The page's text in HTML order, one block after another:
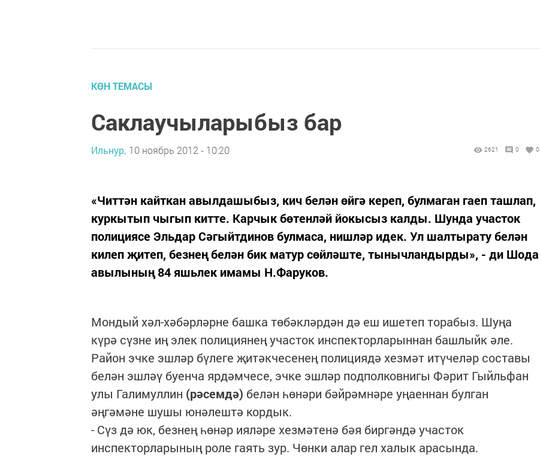
КӨН ТЕМАСЫ
Саклаучыларыбыз бар
Ильнур, 10 ноябрь 2012 - 10:20 2621 0 0
«Читтән кайткан авылдашыбыз, кич белән өйгә кереп, булмаган гаеп ташлап,
куркытып чыгып китте. Карчык бөтенләй йокысыз калды. Шунда участок
полициясе Эльдар Сәгыйтдинов булмаса, нишләр идек. Ул шалтырату белән
килеп җитеп, безнең белән бик матур сөйләште, тынычландырды», - ди Шода
авылының 84 яшьлек имамы Н.Фаруков.
Мондый хәл-хәбәрләрне башка төбәкләрдән дә еш ишетеп торабыз. Шуңа
күрә сүзне иң элек полициянең участок инспекторларыннан башлыйк әле.
Район эчке эшләр бүлеге җитәкчесенең полициядә хезмәт итүчеләр составы
белән эшләү буенча ярдәмчесе, эчке эшләр подполковнигы Фәрит Гыйльфан
улы Галимуллин (рәсемдә) белән һөнәри бәйрәмнәре уңаеннан булган
әңгәмәне шушы юнәлештә кордык.
- Сүз дә юк, безнең һөнәр ияләре хезмәтенә бәя биргәндә участок
инспекторларының роле гаять зур. Чөнки алар гел халык арасында.